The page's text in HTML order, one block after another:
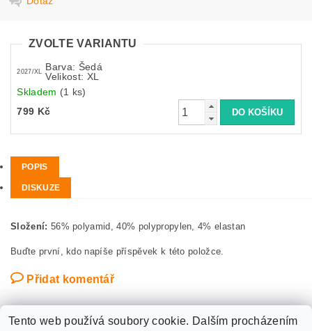
ZVOLTE VARIANTU
2027/XL Barva: Šedá
Velikost: XL
Skladem (1 ks)
799 Kč
POPIS
DISKUZE
Složení: 56% polyamid, 40% polypropylen, 4% elastan
Buďte první, kdo napíše příspěvek k této položce.
Přidat komentář
Tento web používá soubory cookie. Dalším procházením